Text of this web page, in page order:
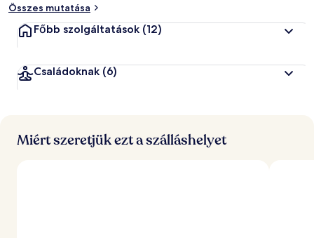
Összes mutatása
Főbb szolgáltatások (12)
Családoknak (6)
Miért szeretjük ezt a szálláshelyet